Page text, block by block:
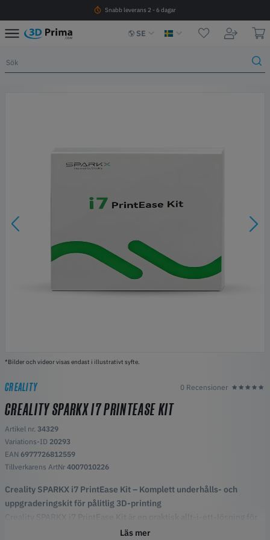
Snabb leverans 2 - 6 dagar
SE
*Bilder och videor visas endast i illustrativt syfte.
CREALITY 0 Recensioner
CREALITY SPARKX I7 PRINTEASE KIT
Artikel nr. 34329
Variations-ID 20293
EAN 6977726812559
Tillverkarens ArtNr 4007010226
Creality SPARKX i7 PrintEase Kit – Komplett underhålls- och
uppgraderingskit för pålitlig 3D-printing
Creality SPARKX i7 PrintEase Kit är en praktisk allt-i-ett-lösning för
underhåll, reparationer och uppgraderingar av din SPARKX i7 3D-
Läs mer